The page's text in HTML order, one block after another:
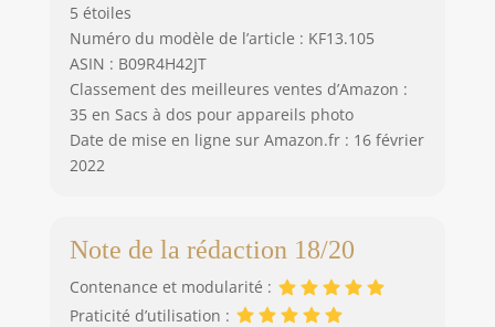
5 étoiles
Numéro du modèle de l’article : KF13.105
ASIN : B09R4H42JT
Classement des meilleures ventes d’Amazon :
35 en Sacs à dos pour appareils photo
Date de mise en ligne sur Amazon.fr : 16 février
2022
Note de la rédaction 18/20
Contenance et modularité :
Praticité d’utilisation :